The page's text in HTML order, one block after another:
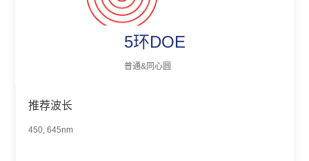
5环DOE
普通&同心圆
推荐波长
450, 645nm